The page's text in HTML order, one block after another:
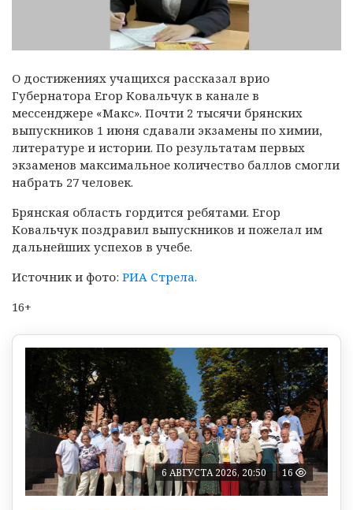
О достижениях учащихся рассказал врио
Губернатора Егор Ковальчук в канале в
мессенджере «Макс». Почти 2 тысячи брянских
выпускников 1 июня сдавали экзамены по химии,
литературе и истории. По результатам первых
экзаменов максимальное количество баллов смогли
набрать 27 человек.
Брянская область гордится ребятами. Егор
Ковальчук поздравил выпускников и пожелал им
дальнейших успехов в учебе.
Источник и фото: РИА Стрела.
16+
6 АВГУСТА 2026, 20:50 16